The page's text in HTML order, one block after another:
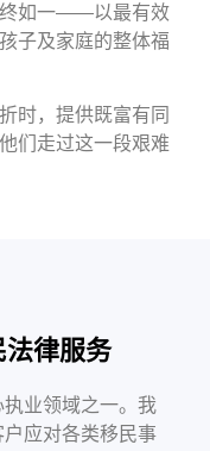
终如一——以最有效
子及家庭的整体福
时，提供既富有同
们走过这一段艰难
法律服务
业领域之一。我
应对各类移民事